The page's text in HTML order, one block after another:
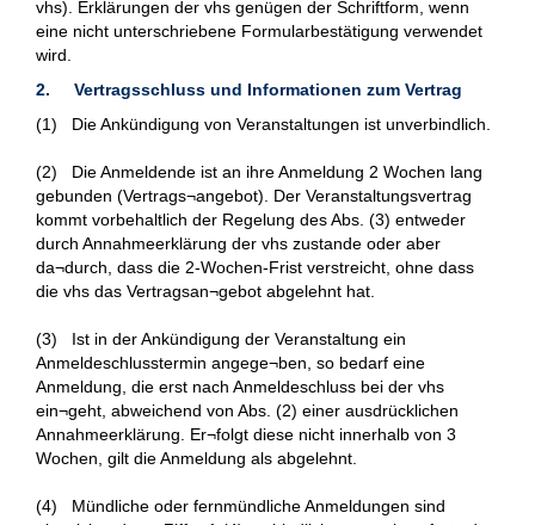
vhs). Erklärungen der vhs genügen der Schriftform, wenn
eine nicht unterschriebene Formularbestätigung verwendet
wird.
2. Vertragsschluss und Informationen zum Vertrag
(1) Die Ankündigung von Veranstaltungen ist unverbindlich.
(2) Die Anmeldende ist an ihre Anmeldung 2 Wochen lang
gebunden (Vertrags¬angebot). Der Veranstaltungsvertrag
kommt vorbehaltlich der Regelung des Abs. (3) entweder
durch Annahmeerklärung der vhs zustande oder aber
da¬durch, dass die 2-Wochen-Frist verstreicht, ohne dass
die vhs das Vertragsan¬gebot abgelehnt hat.
(3) Ist in der Ankündigung der Veranstaltung ein
Anmeldeschlusstermin angege¬ben, so bedarf eine
Anmeldung, die erst nach Anmeldeschluss bei der vhs
ein¬geht, abweichend von Abs. (2) einer ausdrücklichen
Annahmeerklärung. Er¬folgt diese nicht innerhalb von 3
Wochen, gilt die Anmeldung als abgelehnt.
(4) Mündliche oder fernmündliche Anmeldungen sind